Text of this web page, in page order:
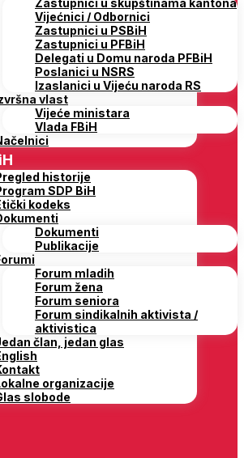
Zastupnici u skupštinama kantona
Vijećnici / Odbornici
Zastupnici u PSBiH
Zastupnici u PFBiH
Delegati u Domu naroda PFBiH
Poslanici u NSRS
Izaslanici u Vijeću naroda RS
vlast
Vijeće ministara
Vlada FBiH
historije
SDP BiH
kodeks
Dokumenti
Publikacije
Forum mladih
Forum žena
Forum seniora
Forum sindikalnih aktivista /
aktivistica
član, jedan glas
organizacije
slobode